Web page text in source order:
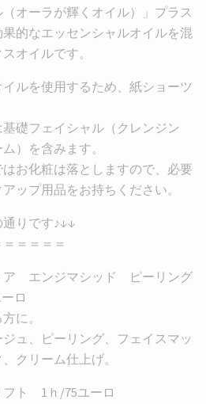
オーラが輝くオイル）」プラス
的なエッセンシャルオイルを混
オイルです。
ルを使用するため、紙ショーツ
礎フェイシャル（クレンジン
）を含みます。
お化粧は落としますので、必要
ップ用品をお持ちください。
りです♪↓↓
＝＝＝＝
エンジマシッド ピーリング
ロ
に。
ュ、ピーリング、フェイスマッ
クリーム仕上げ。
ト 1ｈ/75ユーロ